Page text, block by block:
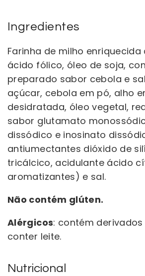
Ingredientes
Farinha de milho
ácido fólico, óleo de soja,
preparado sabor cebola e
açúcar, cebola em pó, alho
desidratada, óleo vegetal,
sabor glutamato
dissódico e inosinato
antiumectantes dióxido de
tricálcico, acidulante ácido
aromatizantes) e sal.
Não contém glúten.
Alérgicos: contém derivados
conter leite.
Nutricional